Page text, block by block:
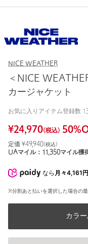
NICE WEATHER
＜NICE
カージャケット
お気に入りアイテム登録数
¥24,970(税込) 50
定価 ¥49,940(税込)
UAマイル： 11,350マイル獲
なら 月々4,161円
※分割あと払いを選択した場合の
カラ